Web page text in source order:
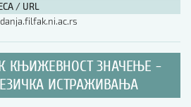
/ URL
КЊИЖЕВНОСТ ЗНАЧЕЊЕ -
ИСТРАЖИВАЊА